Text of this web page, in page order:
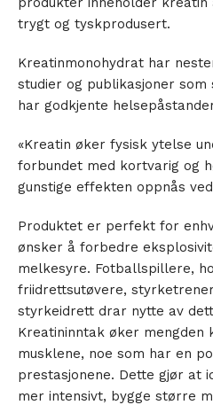
trygt og tyskprodusert.
Kreatinmonohydrat har
studier og publikasjoner
har godkjente
«Kreatin øker fysisk ytelse
forbundet med kortvarig og
gunstige effekten oppnås
Produktet er perfekt for
ønsker å forbedre
melkesyre. Fotballspillere,
friidrettsutøvere,
styrkeidrett drar nytte av
Kreatininntak øker
musklene, noe som har en
prestasjonene. Dette gjør at
mer intensivt, bygge større